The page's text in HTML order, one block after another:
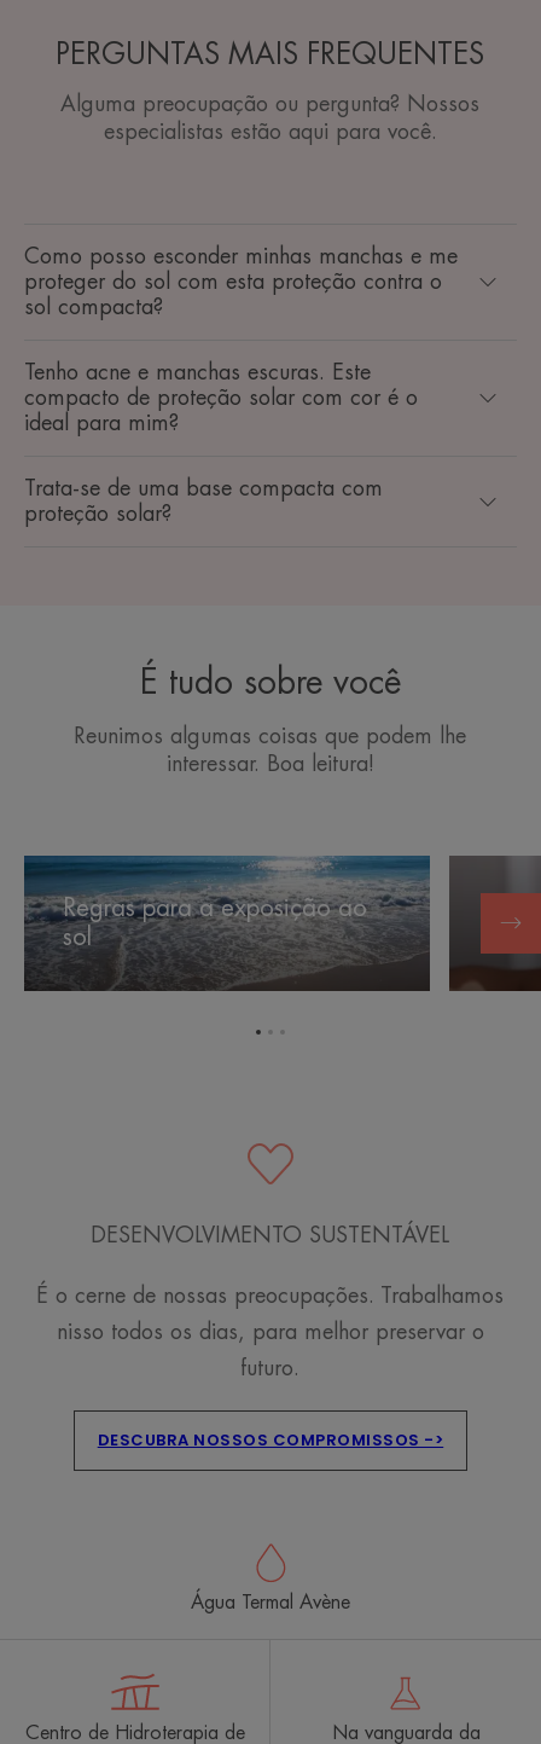
PERGUNTAS MAIS FREQUENTES
Alguma preocupação ou pergunta? Nossos
especialistas estão aqui para você.
Como posso esconder minhas manchas e me
proteger do sol com esta proteção contra o
sol compacta?
Tenho acne e manchas escuras. Este
compacto de proteção solar com cor é o
ideal para mim?
Trata-se de uma base compacta com
proteção solar?
É tudo sobre você
Reunimos algumas coisas que podem lhe
interessar. Boa leitura!
Regras
para
a
exposição
Regras para a exposição ao
sol
Sol
1 23
DESENVOLVIMENTO SUSTENTÁVEL
É o cerne de nossas preocupações. Trabalhamos
nisso todos os dias, para melhor preservar o
futuro.
DESCUBRA NOSSOS COMPROMISSOS ->
Água Termal Avène
Centro de Hidroterapia de
Na vanguarda da